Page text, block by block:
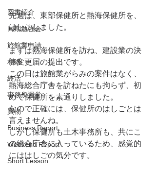
図書紹介
同期勉強会
旅館業申請
相続
終活
事務所運営
買物
Business Report
Weekend Report
Short Lesson
先週は、東部保健所と熱海保健所を、
はしごしました。
まずは熱海保健所を訪ね、建設業の決
算変更届の提出です。
この日は旅館業がらみの案件はなく、
熱海総合庁舎を訪ねたにも拘らず、初
めて保健所を素通りしました。
なので正確には、保健所のはしごとは
言えませんね。
しかし保健所も土木事務所も、共にこ
の総合庁舎に入っているため、感覚的
にははしごの気分です。